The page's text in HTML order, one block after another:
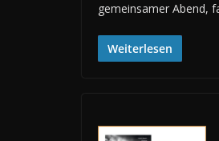
gemeinsamer Abend,
Weiterlesen